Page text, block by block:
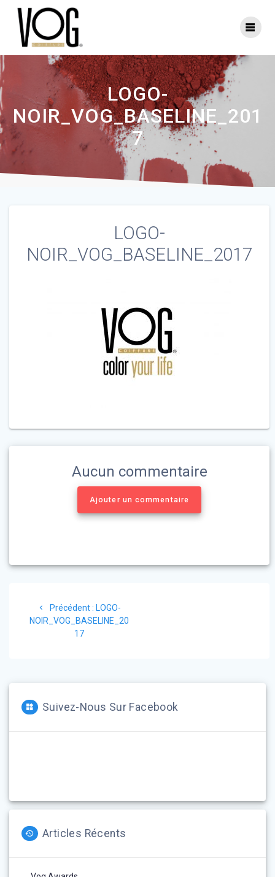
LOGO-
NOIR_VOG_BASELINE_201
7
LOGO-
NOIR_VOG_BASELINE_2017
Aucun commentaire
Ajouter un commentaire
de
Précédent : Article
précédent
LOGO-
NOIR_VOG_BASELINE_20
17
Suivez-Nous Sur Facebook
Articles Récents